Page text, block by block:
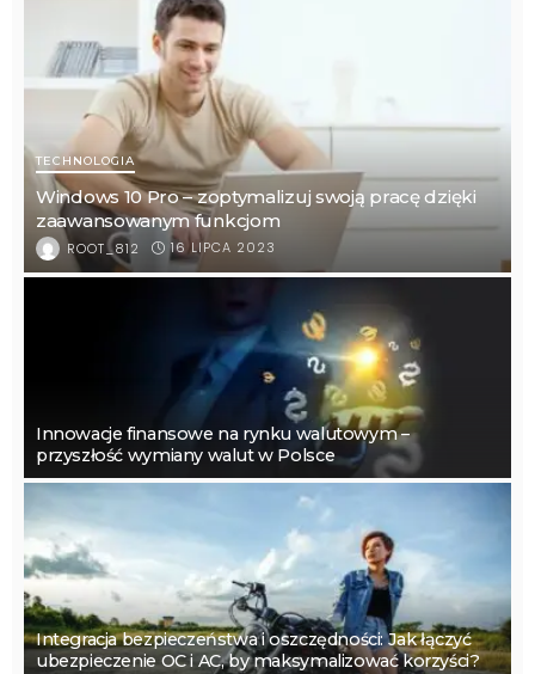
TECHNOLOGIA
Windows 10 Pro – zoptymalizuj swoją pracę dzięki
zaawansowanym funkcjom
ROOT_812 16 LIPCA 2023
Innowacje finansowe na rynku walutowym –
przyszłość wymiany walut w Polsce
Integracja bezpieczeństwa i oszczędności: Jak łączyć
ubezpieczenie OC i AC, by maksymalizować korzyści?